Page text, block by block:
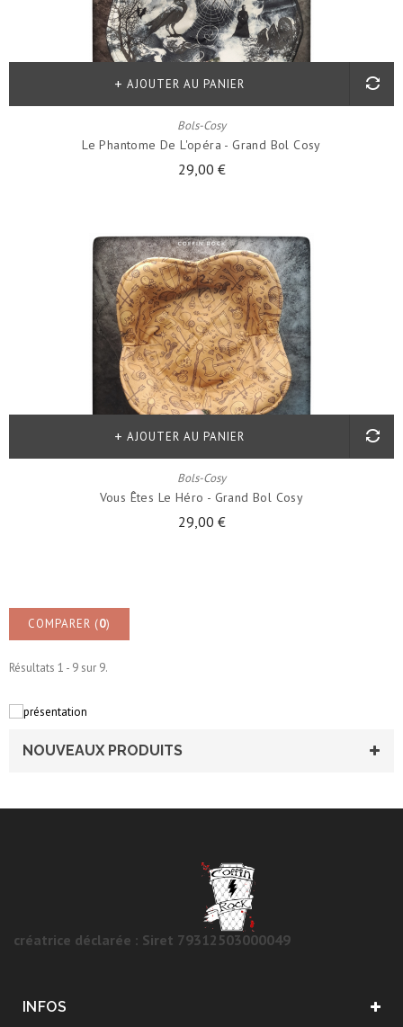
Bols-Cosy
Le Phantome De L'opéra - Grand Bol Cosy
29,00 €
AJOUTER AU PANIER
Bols-Cosy
Vous Êtes Le Héro - Grand Bol Cosy
29,00 €
AJOUTER AU PANIER
COMPARER (0)
Résultats 1 - 9 sur 9.
NOUVEAUX PRODUITS
créatrice déclarée : Siret 79312503000049
INFOS